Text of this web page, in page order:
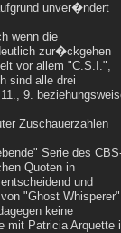
unver�ndert
wenn die
zur�ckgehen
vor allem "C.S.I.",
sind alle drei
9.
Zuschauerzahlen
Serie des
Quoten in
und
"Ghost Whisperer"
keine
mit Patricia Arquette